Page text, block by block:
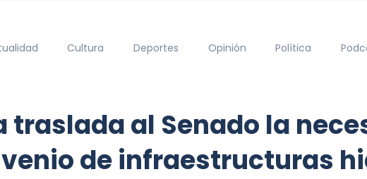
Cultura Deportes Opinión Política
traslada al Senado la
de infraestructuras